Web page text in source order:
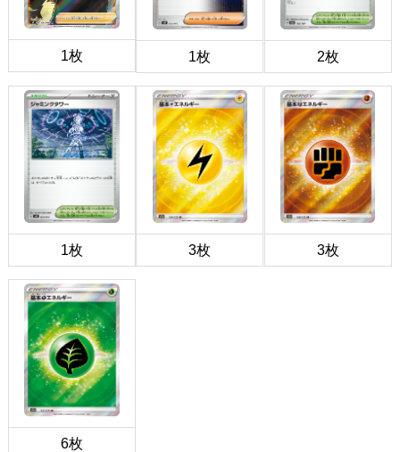
1枚 1枚 2枚
1枚 3枚 3枚
6枚